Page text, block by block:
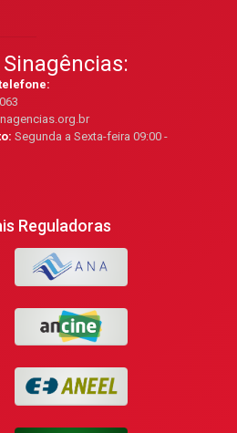
Segunda a Sexta-feira 09:00 -
Reguladoras